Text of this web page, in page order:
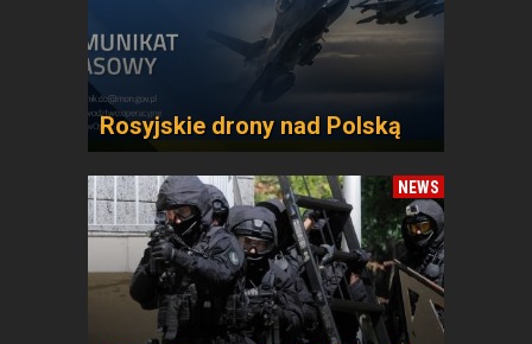
Rosyjskie drony nad Polską
NEWS